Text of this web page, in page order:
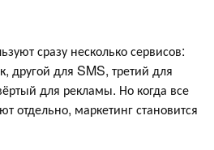
сразу несколько сервисов:
другой для SMS, третий для
для рекламы. Но когда все
отдельно, маркетинг становится